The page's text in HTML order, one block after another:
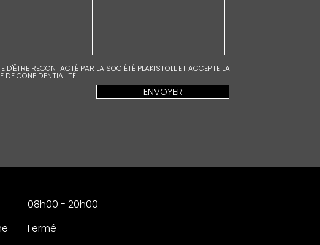
D'ÊTRE RECONTACTÉ PAR LA SOCIÉTÉ PLAKISTOLL ET ACCEPTE LA
DE CONFIDENTIALITÉ
ENVOYER
08h00 - 20h00
Fermé